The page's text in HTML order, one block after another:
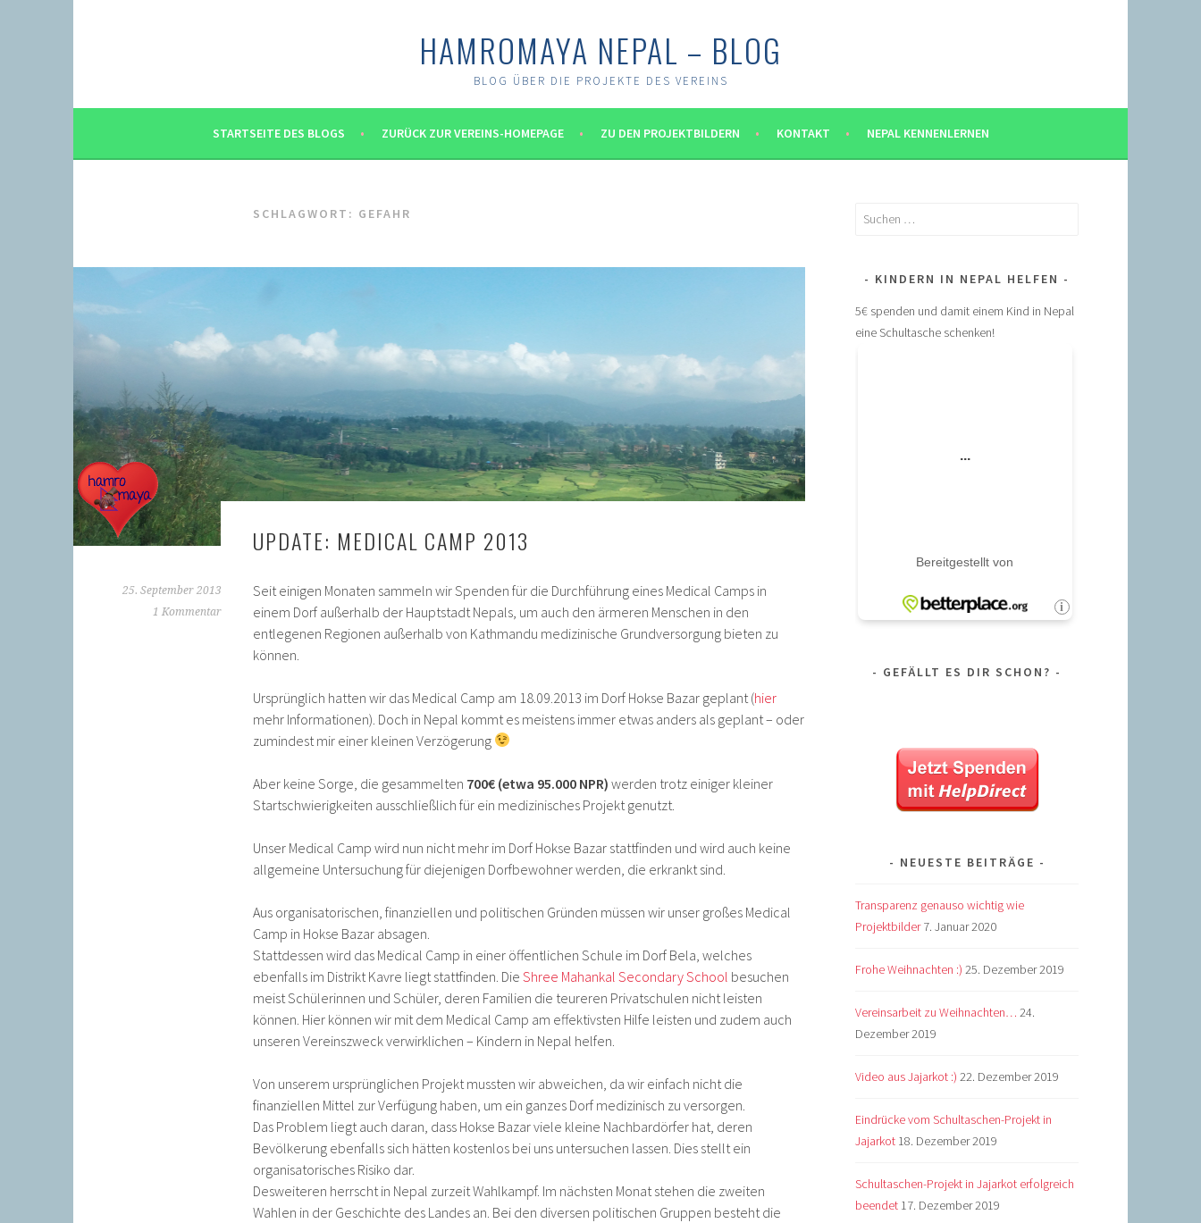
HAMROMAYA NEPAL – BLOG
BLOG ÜBER DIE PROJEKTE DES VEREINS
STARTSEITE DES BLOGS ZURÜCK ZUR VEREINS-HOMEPAGE ZU DEN PROJEKTBILDERN KONTAKT NEPAL KENNENLERNEN
SCHLAGWORT: GEFAHR
UPDATE: MEDICAL CAMP 2013
25. September 2013
1 Kommentar
Seit einigen Monaten sammeln wir Spenden für die Durchführung eines Medical Camps in
einem Dorf außerhalb der Hauptstadt Nepals, um auch den ärmeren Menschen in den
entlegenen Regionen außerhalb von Kathmandu medizinische Grundversorgung bieten zu
können.
Ursprünglich hatten wir das Medical Camp am 18.09.2013 im Dorf Hokse Bazar geplant (hier
mehr Informationen). Doch in Nepal kommt es meistens immer etwas anders als geplant – oder
zumindest mir einer kleinen Verzögerung
Aber keine Sorge, die gesammelten 700€ (etwa 95.000 NPR) werden trotz einiger kleiner
Startschwierigkeiten ausschließlich für ein medizinisches Projekt genutzt.
Unser Medical Camp wird nun nicht mehr im Dorf Hokse Bazar stattfinden und wird auch keine
allgemeine Untersuchung für diejenigen Dorfbewohner werden, die erkrankt sind.
Aus organisatorischen, finanziellen und politischen Gründen müssen wir unser großes Medical
Camp in Hokse Bazar absagen.
Stattdessen wird das Medical Camp in einer öffentlichen Schule im Dorf Bela, welches
ebenfalls im Distrikt Kavre liegt stattfinden. Die Shree Mahankal Secondary School besuchen
meist Schülerinnen und Schüler, deren Familien die teureren Privatschulen nicht leisten
können. Hier können wir mit dem Medical Camp am effektivsten Hilfe leisten und zudem auch
unseren Vereinszweck verwirklichen – Kindern in Nepal helfen.
Von unserem ursprünglichen Projekt mussten wir abweichen, da wir einfach nicht die
finanziellen Mittel zur Verfügung haben, um ein ganzes Dorf medizinisch zu versorgen.
Das Problem liegt auch daran, dass Hokse Bazar viele kleine Nachbardörfer hat, deren
Bevölkerung ebenfalls sich hätten kostenlos bei uns untersuchen lassen. Dies stellt ein
organisatorisches Risiko dar.
Desweiteren herrscht in Nepal zurzeit Wahlkampf. Im nächsten Monat stehen die zweiten
Wahlen in der Geschichte des Landes an. Bei den diversen politischen Gruppen besteht die
Suchen
KINDERN IN NEPAL HELFEN
5€ spenden und damit einem Kind in Nepal
eine Schultasche schenken!
GEFÄLLT ES DIR SCHON?
NEUESTE BEITRÄGE
Transparenz genauso wichtig wie
Projektbilder 7. Januar 2020
Frohe Weihnachten :) 25. Dezember 2019
Vereinsarbeit zu Weihnachten… 24.
Dezember 2019
Video aus Jajarkot :) 22. Dezember 2019
Eindrücke vom Schultaschen-Projekt in
Jajarkot 18. Dezember 2019
Schultaschen-Projekt in Jajarkot erfolgreich
beendet 17. Dezember 2019